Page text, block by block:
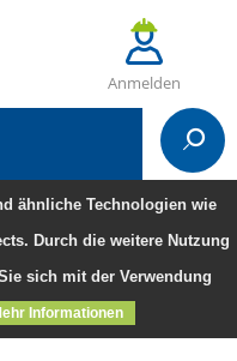
ähnliche Technologien wie
Durch die weitere Nutzung
sich mit der Verwendung
Informationen
Anmelden